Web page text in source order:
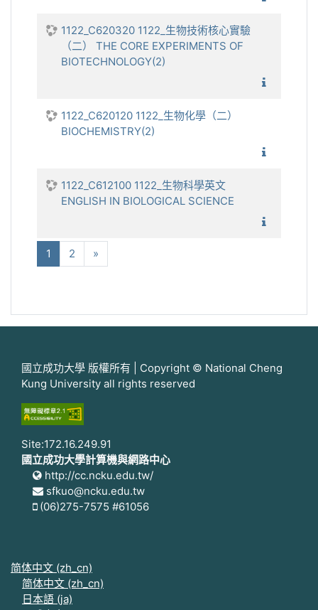
1122_C620320 1122_生物技術核心實驗
（二） THE CORE EXPERIMENTS OF
BIOTECHNOLOGY(2)
1122_C620120 1122_生物化學（二）
BIOCHEMISTRY(2)
1122_C612100 1122_生物科學英文
ENGLISH IN BIOLOGICAL SCIENCE
1 (当前)
2 »
國立成功大學 版權所有 | Copyright © National Cheng
Kung University all rights reserved
Site:172.16.249.91
國立成功大學計算機與網路中心
http://cc.ncku.edu.tw/
sfkuo@ncku.edu.tw
(06)275-7575 #61056
简体中文 ‎(zh_cn)‎
简体中文 ‎(zh_cn)‎
日本語 ‎(ja)‎